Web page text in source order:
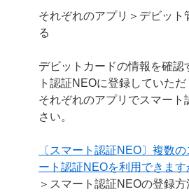
それぞれのアプリ＞デビット
る
デビットカードの情報を確認
ト認証NEOに登録していただ
それぞれのアプリでスマー
さい。
〔スマート認証NEO〕複数
ート認証NEOを利用できます
＞スマート認証NEOの登録方